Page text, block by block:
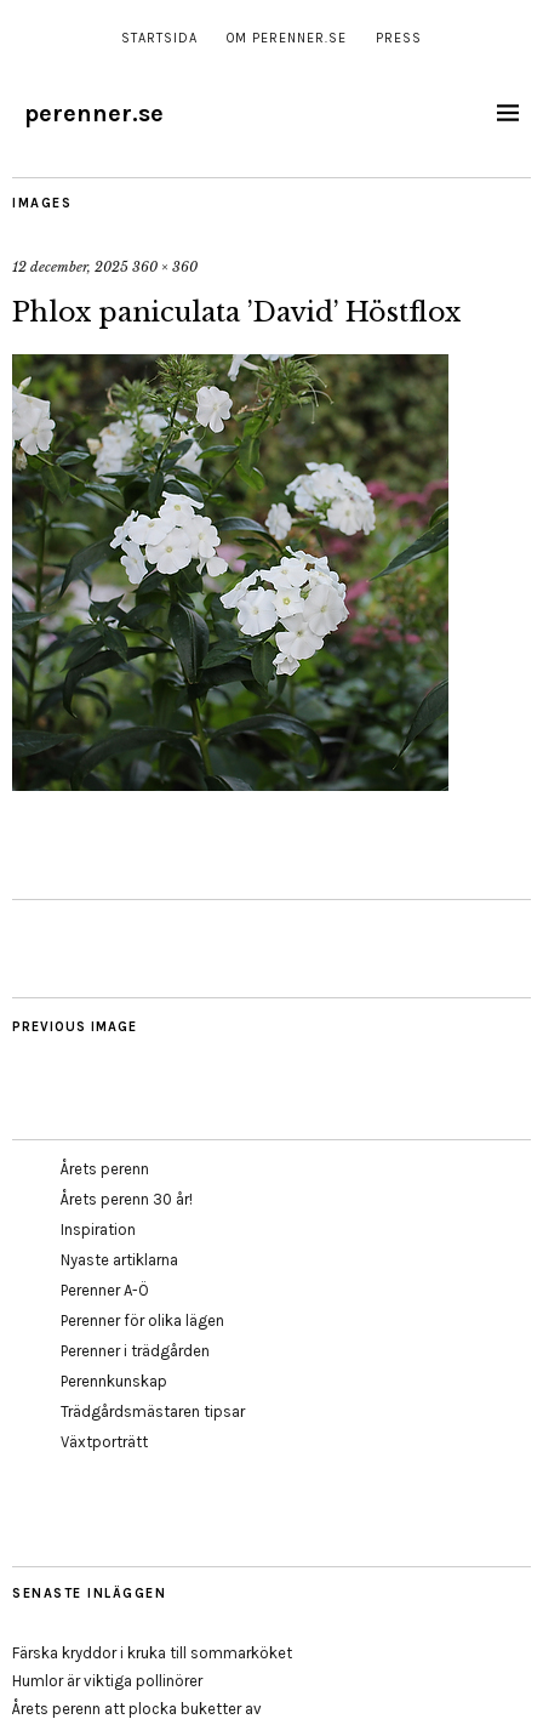
STARTSIDA OM PERENNER.SE PRESS
perenner.se
IMAGES
12 december, 2025 360 × 360
Phlox paniculata ’David’ Höstflox
PREVIOUS IMAGE
Årets perenn
Årets perenn 30 år!
Inspiration
Nyaste artiklarna
Perenner A-Ö
Perenner för olika lägen
Perenner i trädgården
Perennkunskap
Trädgårdsmästaren tipsar
Växtporträtt
SENASTE INLÄGGEN
Färska kryddor i kruka till sommarköket
Humlor är viktiga pollinörer
Årets perenn att plocka buketter av